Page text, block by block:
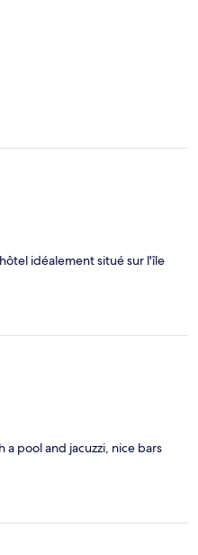
idéalement situé sur l'île
a pool and jacuzzi, nice bars